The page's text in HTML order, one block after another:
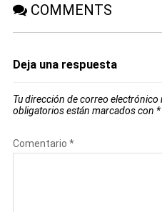
COMMENTS
Deja una respuesta
Tu dirección de correo electrónico
obligatorios están marcados con *
Comentario *